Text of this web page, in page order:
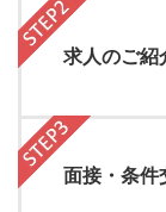
求人のご紹
面接・条件